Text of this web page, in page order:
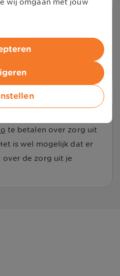
kun je met
te betalen over zorg uit
is wel mogelijk dat er
over de zorg uit je
wij omgaan met jouw